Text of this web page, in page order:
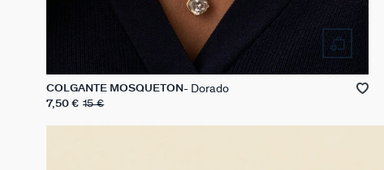
COLGANTE MOSQUETÓN Dorado
7,50 € 15 €